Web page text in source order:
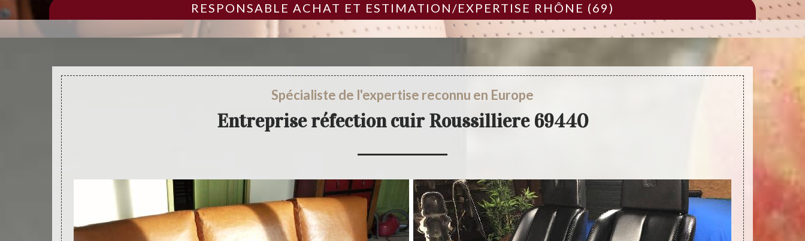
RESPONSABLE ACHAT ET ESTIMATION/EXPERTISE RHÔNE (69)
Spécialiste de l'expertise reconnu en Europe
Entreprise réfection cuir Roussilliere 69440